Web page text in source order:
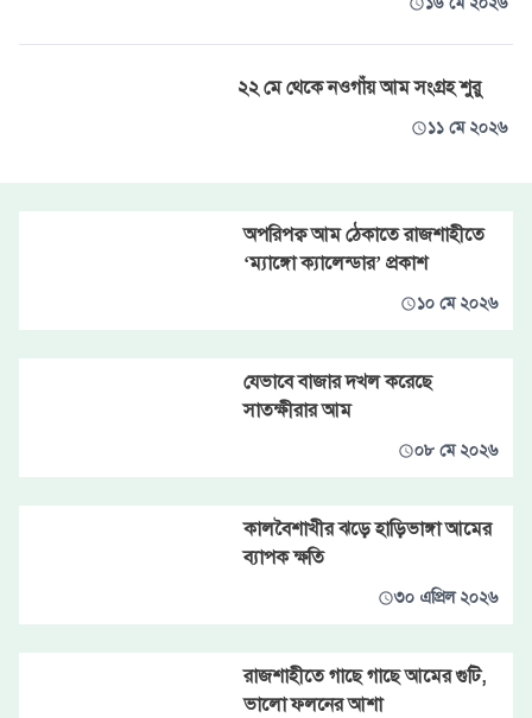
২২ মে থেকে নওগাঁয় আম সংগ্রহ শুরু
১১ মে ২০২৬
অপরিপক্ব আম ঠেকাতে রাজশাহীতে
‘ম্যাঙ্গো ক্যালেন্ডার’ প্রকাশ
১০ মে ২০২৬
যেভাবে বাজার দখল করেছে
সাতক্ষীরার আম
০৮ মে ২০২৬
কালবৈশাখীর ঝড়ে হাড়িভাঙ্গা আমের
ব্যাপক ক্ষতি
৩০ এপ্রিল ২০২৬
রাজশাহীতে গাছে গাছে আমের গুটি,
ভালো ফলনের আশা